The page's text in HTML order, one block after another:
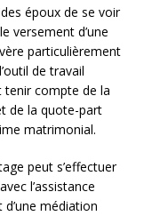
époux de se voir
versement d’une
particulièrement
de travail
tenir compte de la
de la quote-part
matrimonial.
peut s’effectuer
l’assistance
médiation